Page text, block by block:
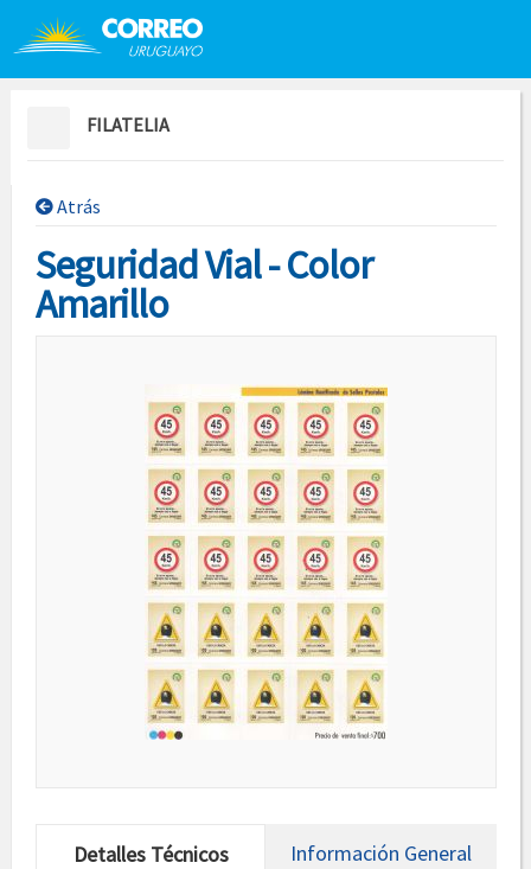
Saltar al contenido
FILATELIA
Atrás
Seguridad Vial - Color
Amarillo
Detalles Técnicos Información General